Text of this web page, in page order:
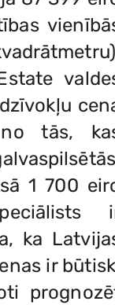
tās,
1 700
ka
ir